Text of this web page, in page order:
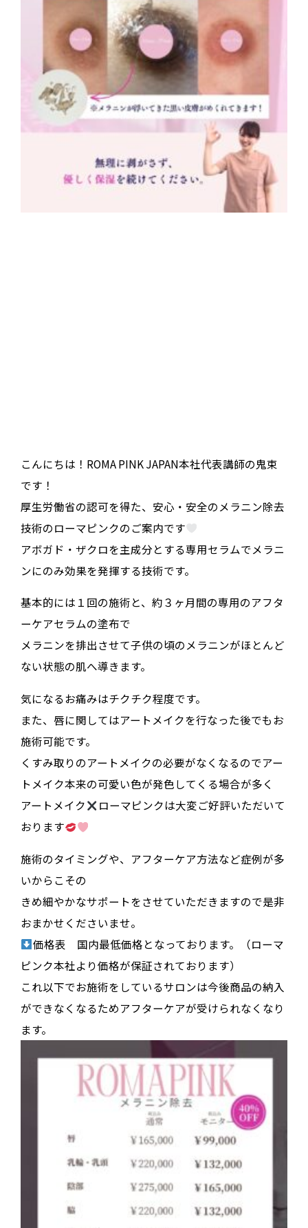
こんにちは！ROMA PINK JAPAN本社代表講師の鬼束
です！
厚生労働省の認可を得た、安心・安全のメラニン除去
技術のローマピンクのご案内です
アボガド・ザクロを主成分とする専用セラムでメラニ
ンにのみ効果を発揮する技術です。
基本的には１回の施術と、約３ヶ月間の専用のアフタ
ーケアセラムの塗布で
メラニンを排出させて子供の頃のメラニンがほとんど
ない状態の肌へ導きます。
気になるお痛みはチクチク程度です。
また、唇に関してはアートメイクを行なった後でもお
施術可能です。
くすみ取りのアートメイクの必要がなくなるのでアー
トメイク本来の可愛い色が発色してくる場合が多く
アートメイク
ローマピンクは大変ご好評いただいて
おります
施術のタイミングや、アフターケア方法など症例が多
いからこその
きめ細やかなサポートをさせていただきますので是非
おまかせくださいませ。
価格表 国内最低価格となっております。（ローマ
ピンク本社より価格が保証されております）
これ以下でお施術をしているサロンは今後商品の納入
ができなくなるためアフターケアが受けられなくなり
ます。